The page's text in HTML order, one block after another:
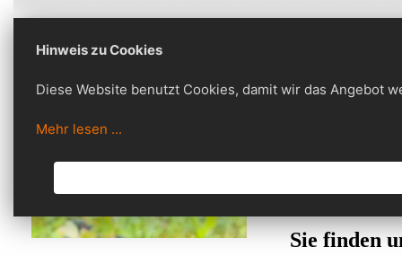
Sie finden
Hinweis zu Cookies
Diese Website benutzt Cookies, damit wir das Angebot
Mehr lesen ...